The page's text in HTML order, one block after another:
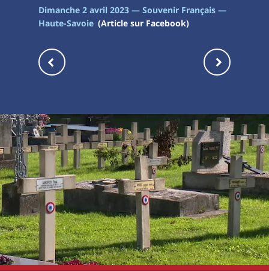
Dimanche 2 avril 2023 — Souvenir Français —
Haute-Savoie (Article sur Facebook)